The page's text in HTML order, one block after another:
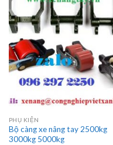
PHỤ KIỆN
Bộ càng xe nâng tay 2500kg
3000kg 5000kg